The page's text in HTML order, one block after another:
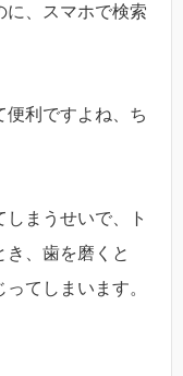
に、スマホで検索
便利ですよね、ち
まうせいで、ト
き、歯を磨くと
てしまいます。